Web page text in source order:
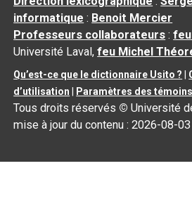
informatique : Benoit Mercier
Professeurs collaborateurs :
Université Laval,feu Michel
Qu’est-ce que le dictionnaire Usito ?
d’utilisation
Paramètres des témoins
Tous droits réservés © Université
mise à jour du contenu :2026-08-03